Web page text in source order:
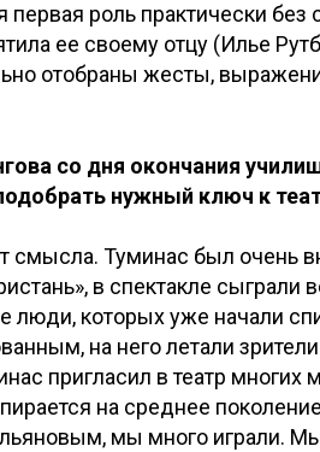
роль практически без
ее своему отцу (Илье
отобраны жесты,
со дня окончания
нужный ключ к
смысла. Туминас был очень
в спектакле
которых уже начали
на него летали
пригласил в театр многих
на среднее
мы много играли.